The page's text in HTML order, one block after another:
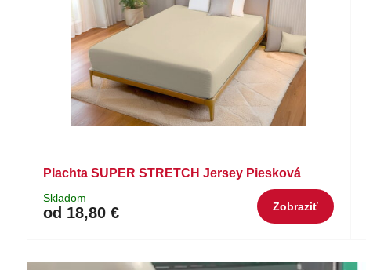
Plachta SUPER STRETCH Jersey Piesková
Skladom
od 18,80 € Zobraziť